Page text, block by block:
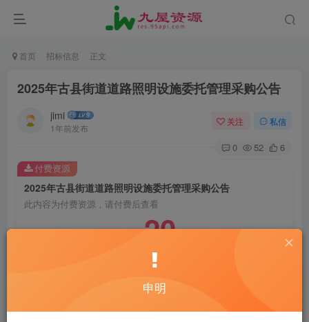
首页 招标信息 正文
2025年古县街道道路照明设施委托管理采购公告
jimi
1年前发布
关注 私信
0 52 6
2025年古县街道道路照明设施委托管理采购公告
此内容为付费资源，请付费后查看
20
立即购买
您当前未登录！建议登陆后购买，可保存购买订单
付费资源
申明